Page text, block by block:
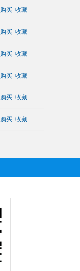
购买 收藏
购买 收藏
购买 收藏
购买 收藏
购买 收藏
购买 收藏